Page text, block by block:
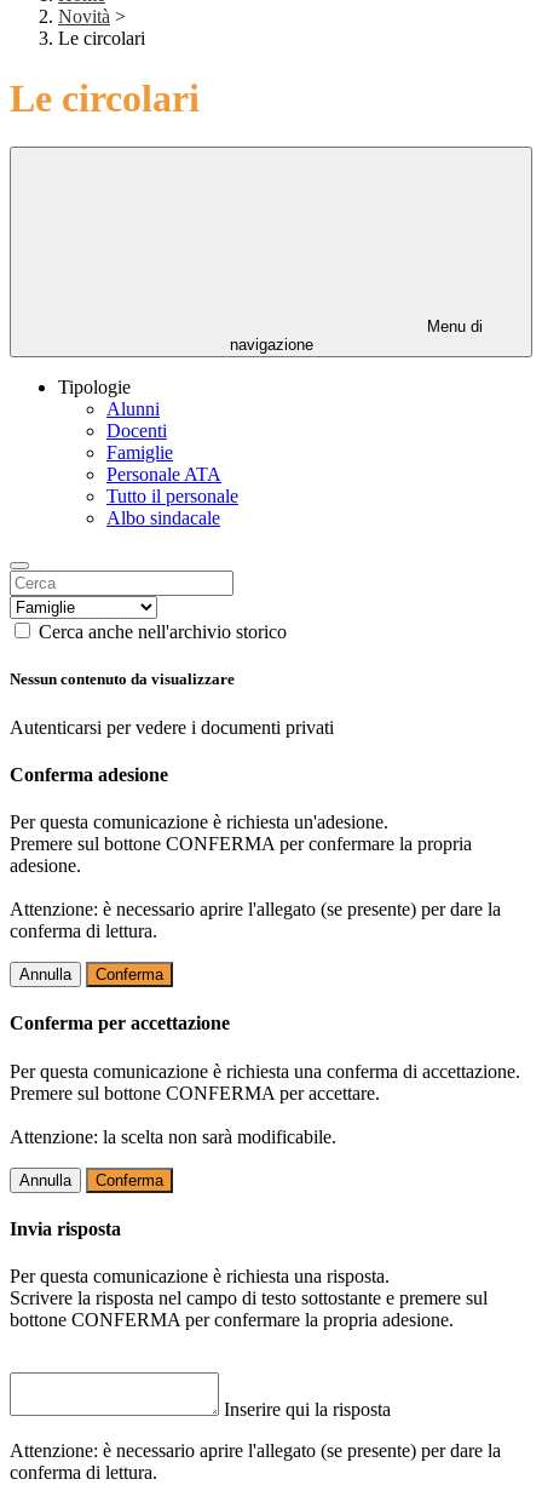
Novità >
Le circolari
Le circolari
Menu di
navigazione
Tipologie
Alunni
Docenti
Famiglie
Personale ATA
Tutto il personale
Albo sindacale
Cerca anche nell'archivio storico
Nessun contenuto da visualizzare
Autenticarsi per vedere i documenti privati
Conferma adesione
Per questa comunicazione è richiesta un'adesione.
Premere sul bottone CONFERMA per confermare la propria
adesione.
Attenzione: è necessario aprire l'allegato (se presente) per dare la
conferma di lettura.
Annulla Conferma
Conferma per accettazione
Per questa comunicazione è richiesta una conferma di accettazione.
Premere sul bottone CONFERMA per accettare.
Attenzione: la scelta non sarà modificabile.
Annulla Conferma
Invia risposta
Per questa comunicazione è richiesta una risposta.
Scrivere la risposta nel campo di testo sottostante e premere sul
bottone CONFERMA per confermare la propria adesione.
Inserire qui la risposta
Attenzione: è necessario aprire l'allegato (se presente) per dare la
conferma di lettura.